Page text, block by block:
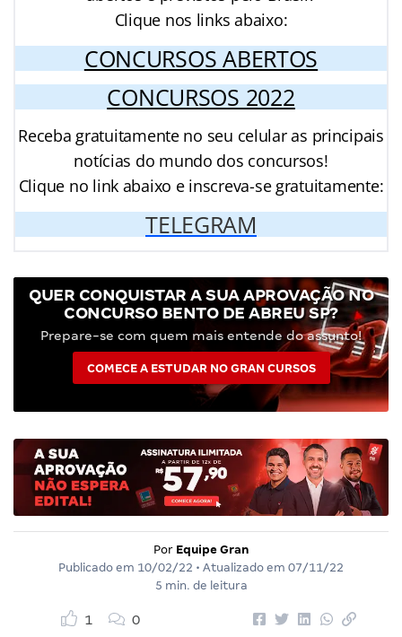
Clique nos links abaixo:
CONCURSOS ABERTOS
CONCURSOS 2022
Receba gratuitamente no seu celular as principais
notícias do mundo dos concursos!
Clique no link abaixo e inscreva-se gratuitamente:
TELEGRAM
QUER CONQUISTAR A SUA APROVAÇÃO NO
CONCURSO BENTO DE ABREU SP?
Prepare-se com quem mais entende do assunto!
COMECE A ESTUDAR NO GRAN CURSOS
Por Equipe Gran
Publicado em 10/02/22 • Atualizado em 07/11/22
5 min. de leitura
1 0